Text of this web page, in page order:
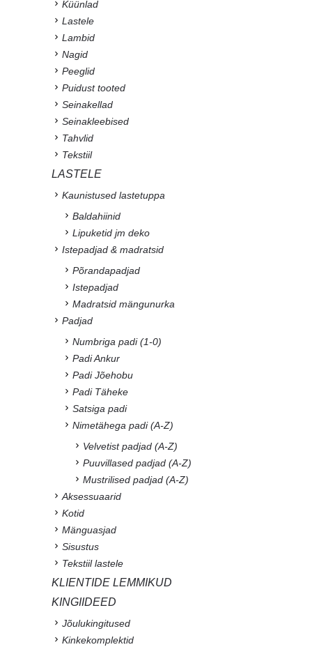
Küünlad
Lastele
Lambid
Nagid
Peeglid
Puidust tooted
Seinakellad
Seinakleebised
Tahvlid
Tekstiil
LASTELE
Kaunistused lastetuppa
Baldahiinid
Lipuketid jm deko
Istepadjad & madratsid
Põrandapadjad
Istepadjad
Madratsid mängunurka
Padjad
Numbriga padi (1-0)
Padi Ankur
Padi Jõehobu
Padi Täheke
Satsiga padi
Nimetähega padi (A-Z)
Velvetist padjad (A-Z)
Puuvillased padjad (A-Z)
Mustrilised padjad (A-Z)
Aksessuaarid
Kotid
Mänguasjad
Sisustus
Tekstiil lastele
KLIENTIDE LEMMIKUD
KINGIIDEED
Jõulukingitused
Kinkekomplektid